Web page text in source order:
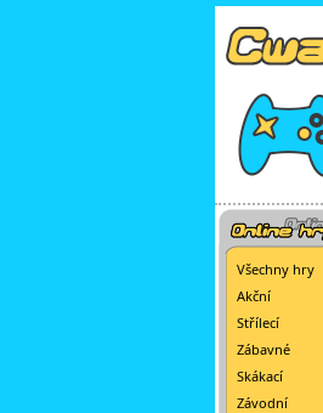
Všechny hry
Akční
Střílecí
Zábavné
Skákací
Závodní